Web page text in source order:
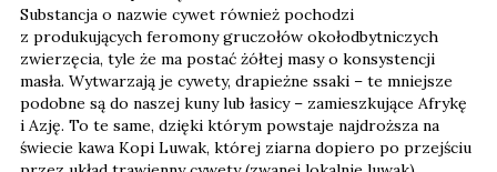
Substancja o nazwie cywet również pochodzi
z produkujących feromony gruczołów okołodbytniczych
zwierzęcia, tyle że ma postać żółtej masy o konsystencji
masła. Wytwarzają je cywety, drapieżne ssaki – te mniejsze
podobne są do naszej kuny lub łasicy – zamieszkujące Afrykę
i Azję. To te same, dzięki którym powstaje najdroższa na
świecie kawa Kopi Luwak, której ziarna dopiero po przejściu